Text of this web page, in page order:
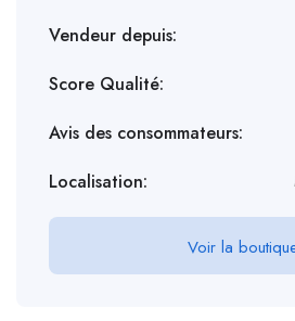
Vendeur depuis:
Score Qualité:
Avis des consommateurs:
Localisation:
Voir la